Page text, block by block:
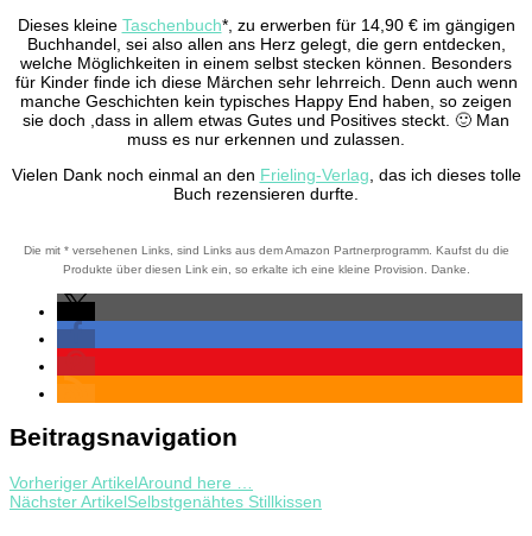
Dieses kleine Taschenbuch*, zu erwerben für 14,90 € im gängigen
Buchhandel, sei also allen ans Herz gelegt, die gern entdecken,
welche Möglichkeiten in einem selbst stecken können. Besonders
für Kinder finde ich diese Märchen sehr lehrreich. Denn auch wenn
manche Geschichten kein typisches Happy End haben, so zeigen
sie doch ,dass in allem etwas Gutes und Positives steckt. 🙂 Man
muss es nur erkennen und zulassen.
Vielen Dank noch einmal an den Frieling-Verlag , das ich dieses tolle
Buch rezensieren durfte.
Die mit * versehenen Links, sind Links aus dem Amazon Partnerprogramm. Kaufst du die
Produkte über diesen Link ein, so erkalte ich eine kleine Provision. Danke.
Beitragsnavigation
Vorheriger ArtikelAround here …
Nächster ArtikelSelbstgenähtes Stillkissen